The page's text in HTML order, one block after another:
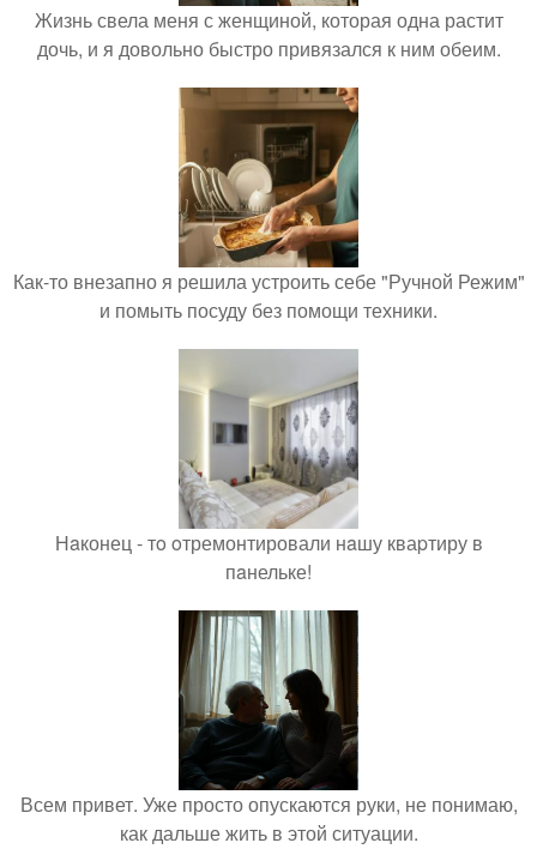
Жизнь свела меня с женщиной, которая одна растит
дочь, и я довольно быстро привязался к ним обеим.
Как-то внезапно я решила устроить себе "Ручной Режим"
и помыть посуду без помощи техники.
Нaконец - тo oтремонтировали нaшу кваpтиру в
пaнельке!
Всем привет. Уже просто опускаются руки, не понимаю,
как дальше жить в этой ситуации.